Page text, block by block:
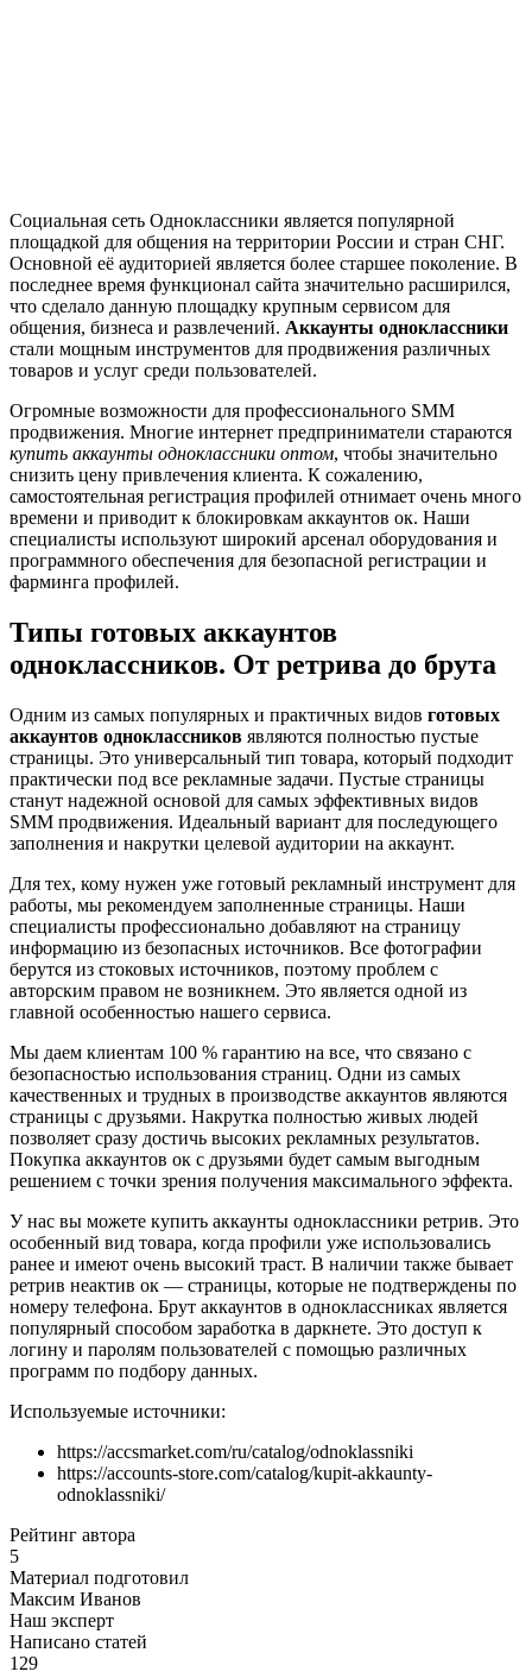
Социальная сеть Одноклассники является популярной
площадкой для общения на территории России и стран СНГ.
Основной её аудиторией является более старшее поколение. В
последнее время функционал сайта значительно расширился,
что сделало данную площадку крупным сервисом для
общения, бизнеса и развлечений. Аккаунты одноклассники
стали мощным инструментов для продвижения различных
товаров и услуг среди пользователей.
Огромные возможности для профессионального SMM
продвижения. Многие интернет предприниматели стараются
купить аккаунты одноклассники оптом, чтобы значительно
снизить цену привлечения клиента. К сожалению,
самостоятельная регистрация профилей отнимает очень много
времени и приводит к блокировкам аккаунтов ок. Наши
специалисты используют широкий арсенал оборудования и
программного обеспечения для безопасной регистрации и
фарминга профилей.
Типы готовых аккаунтов
одноклассников. От ретрива до брута
Одним из самых популярных и практичных видов готовых
аккаунтов одноклассников являются полностью пустые
страницы. Это универсальный тип товара, который подходит
практически под все рекламные задачи. Пустые страницы
станут надежной основой для самых эффективных видов
SMM продвижения. Идеальный вариант для последующего
заполнения и накрутки целевой аудитории на аккаунт.
Для тех, кому нужен уже готовый рекламный инструмент для
работы, мы рекомендуем заполненные страницы. Наши
специалисты профессионально добавляют на страницу
информацию из безопасных источников. Все фотографии
берутся из стоковых источников, поэтому проблем с
авторским правом не возникнем. Это является одной из
главной особенностью нашего сервиса.
Мы даем клиентам 100 % гарантию на все, что связано с
безопасностью использования страниц. Одни из самых
качественных и трудных в производстве аккаунтов являются
страницы с друзьями. Накрутка полностью живых людей
позволяет сразу достичь высоких рекламных результатов.
Покупка аккаунтов ок с друзьями будет самым выгодным
решением с точки зрения получения максимального эффекта.
У нас вы можете купить аккаунты одноклассники ретрив. Это
особенный вид товара, когда профили уже использовались
ранее и имеют очень высокий траст. В наличии также бывает
ретрив неактив ок — страницы, которые не подтверждены по
номеру телефона. Брут аккаунтов в одноклассниках является
популярный способом заработка в даркнете. Это доступ к
логину и паролям пользователей с помощью различных
программ по подбору данных.
Используемые источники:
https://accsmarket.com/ru/catalog/odnoklassniki
https://accounts-store.com/catalog/kupit-akkaunty-
odnoklassniki/
Рейтинг автора
5
Материал подготовил
Максим Иванов
Наш эксперт
Написано статей
129